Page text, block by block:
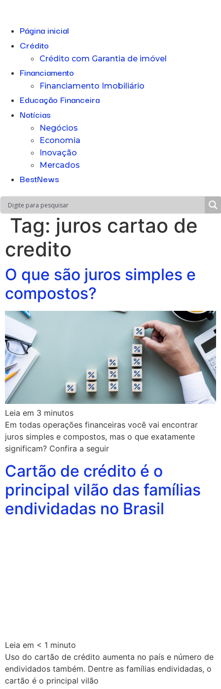
Página inicial
Crédito
Crédito com Garantia de imóvel
Financiamento
Financiamento Imobiliário
Educação Financeira
Notícias
Negócios
Economia
Inovação
Mercados
BestNews
Tag: juros cartao de
credito
O que são juros simples e
compostos?
Leia em 3 minutos
Em todas operações financeiras você vai encontrar
juros simples e compostos, mas o que exatamente
significam? Confira a seguir
Cartão de crédito é o
principal vilão das famílias
endividadas no Brasil
Leia em < 1 minuto
Uso do cartão de crédito aumenta no país e número de
endividados também. Dentre as famílias endividadas, o
cartão é o principal vilão